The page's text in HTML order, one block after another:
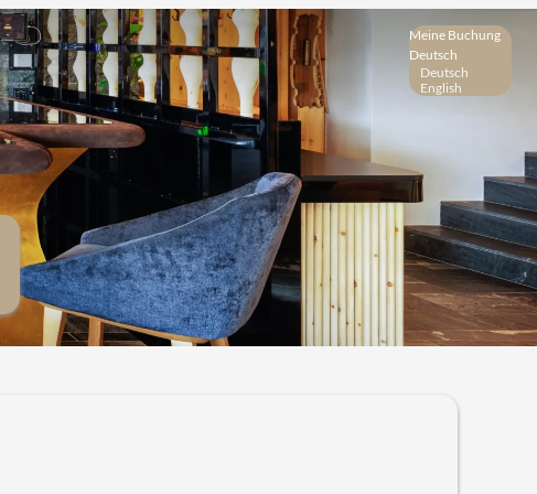
Meine Buchung
Deutsch
Deutsch
English